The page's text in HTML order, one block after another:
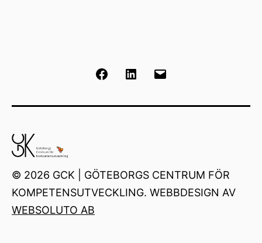
FacebookLinkedIn
© 2026 GCK | GÖTEBORGS CENTRUM FÖR
KOMPETENSUTVECKLING. WEBBDESIGN AV
WEBSOLUTO AB